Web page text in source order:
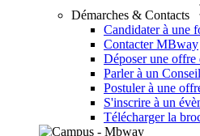
Démarches & Contacts
Candidater à une
Contacter MBway
Déposer une offre
Parler à un
Postuler à une
S'inscrire à un
Télécharger la